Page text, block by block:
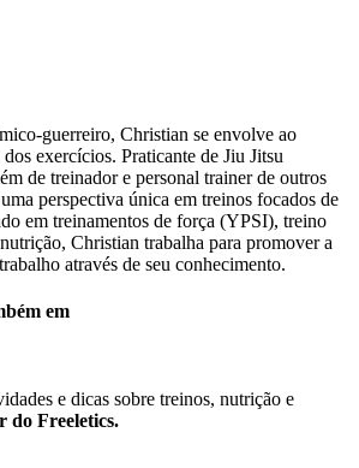
guerreiro, Christian se envolve ao
exercícios. Praticante de Jiu Jitsu
de treinador e personal trainer de outros
perspectiva única em treinos focados de
em treinamentos de força (YPSI), treino
Christian trabalha para promover a
através de seu conhecimento.
em
e dicas sobre treinos, nutrição e
do Freeletics.